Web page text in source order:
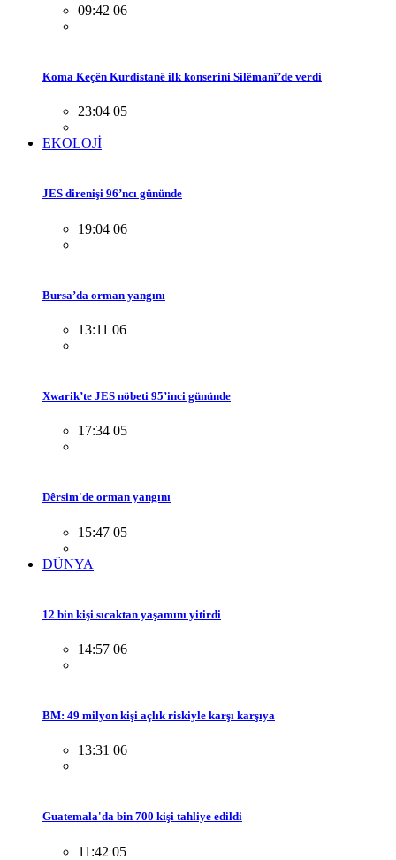
09:42 06
Koma Keçên Kurdistanê ilk konserini Silêmanî’de verdi
23:04 05
EKOLOJİ
JES direnişi 96’ncı gününde
19:04 06
Bursa’da orman yangını
13:11 06
Xwarik’te JES nöbeti 95’inci gününde
17:34 05
Dêrsim'de orman yangını
15:47 05
DÜNYA
12 bin kişi sıcaktan yaşamını yitirdi
14:57 06
BM: 49 milyon kişi açlık riskiyle karşı karşıya
13:31 06
Guatemala'da bin 700 kişi tahliye edildi
11:42 05